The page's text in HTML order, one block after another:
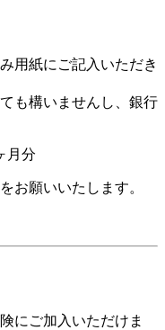
用紙にご記入いただき
も構いませんし、銀行
月分
お願いいたします。
にご加入いただけま